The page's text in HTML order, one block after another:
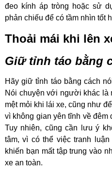
đeo kính áp tròng hoặc sử
phản chiếu để có tầm nhìn tốt
Thoải mái khi lên
Giữ tỉnh táo bằng
Hãy giữ tỉnh táo bằng cách
Nói chuyện với người khác là
mệt mỏi khi lái xe, cũng như
vì không gian yên tĩnh về đêm
Tuy nhiên, cũng cần lưu ý
tâm, vì có thể việc tranh
khiến bạn mất tập trung vào
xe an toàn.